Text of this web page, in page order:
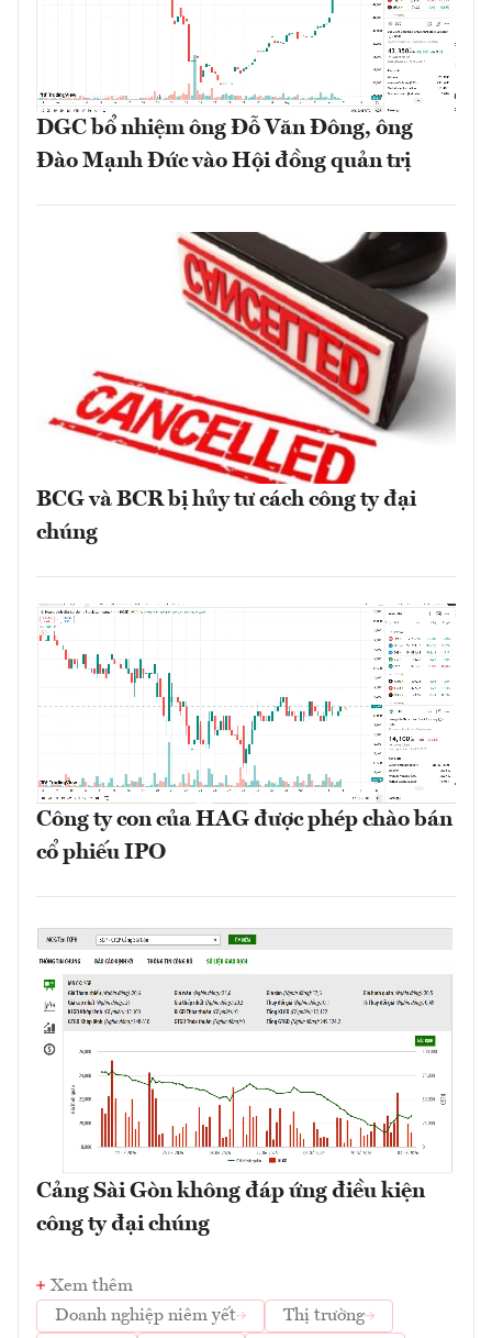
DGC bổ nhiệm ông Đỗ Văn Đông, ông
Đào Mạnh Đức vào Hội đồng quản trị
BCG và BCR bị hủy tư cách công ty đại
chúng
Công ty con của HAG được phép chào bán
cổ phiếu IPO
Cảng Sài Gòn không đáp ứng điều kiện
công ty đại chúng
Xem thêm
Doanh nghiệp niêm yết
Thị trường